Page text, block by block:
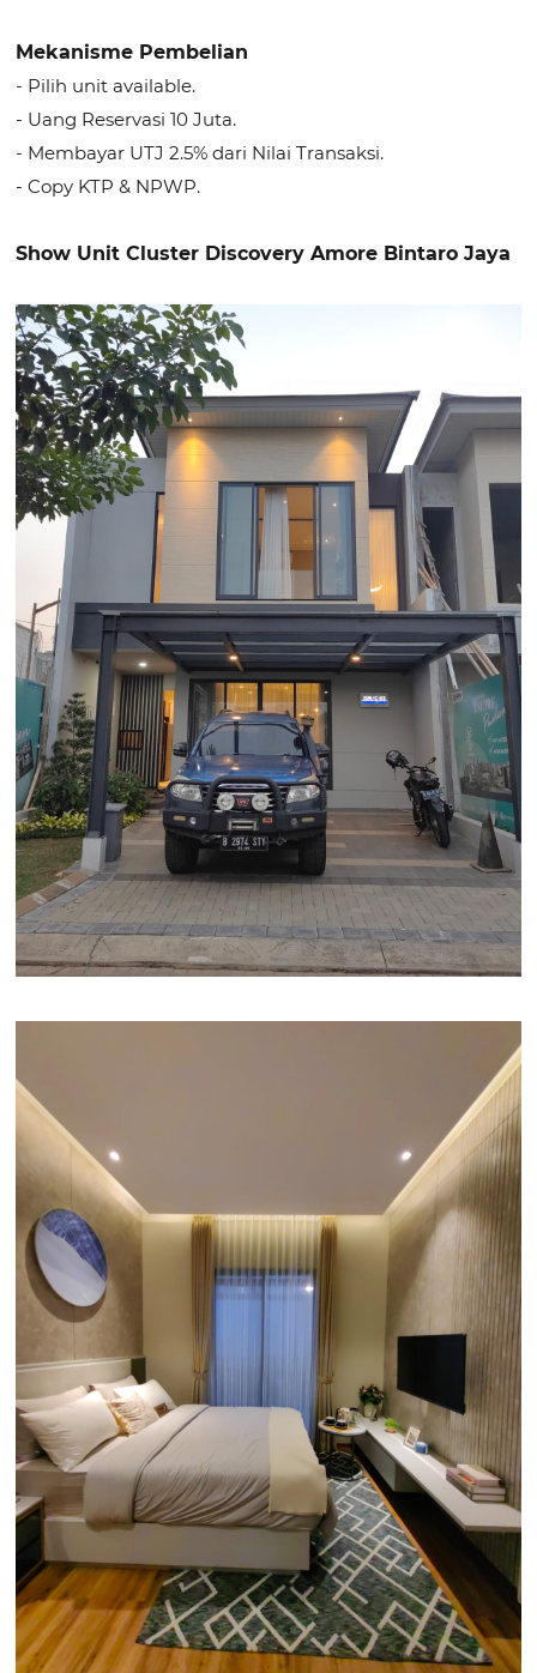
Mekanisme Pembelian
- Pilih unit available.
- Uang Reservasi 10 Juta.
- Membayar UTJ 2.5% dari Nilai Transaksi.
- Copy KTP & NPWP.
Show Unit Cluster Discovery Amore Bintaro Jaya